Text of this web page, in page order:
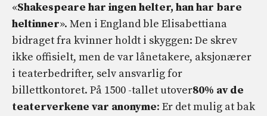
«Shakespeare har ingen helter, han har bare
heltinner». Men i England ble Elisabettiana
bidraget fra kvinner holdt i skyggen: De skrev
ikke offisielt, men de var lånetakere, aksjonærer
i teaterbedrifter, selv ansvarlig for
billettkontoret. På 1500 -tallet utover80% av de
teaterverkene var anonyme: Er det mulig at bak